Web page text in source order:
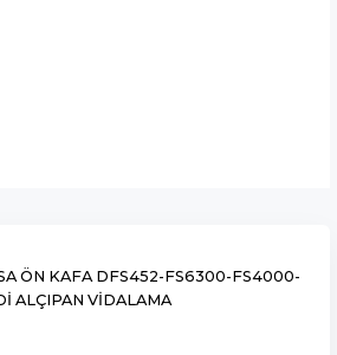
ÖN KAFA DFS452-FS6300-FS4000-
ALÇIPAN VİDALAMA